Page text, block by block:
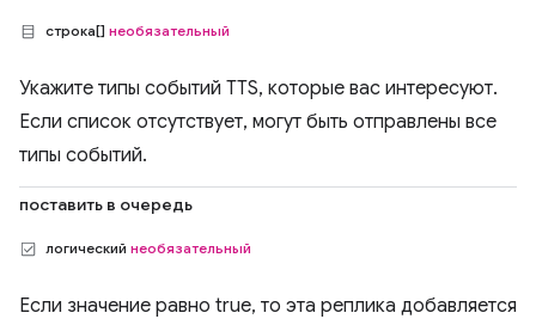
строка[] необязательный
Укажите типы событий TTS, которые вас интересуют.
Если список отсутствует, могут быть отправлены все
типы событий.
поставить в очередь
логический необязательный
Если значение равно true, то эта реплика добавляется